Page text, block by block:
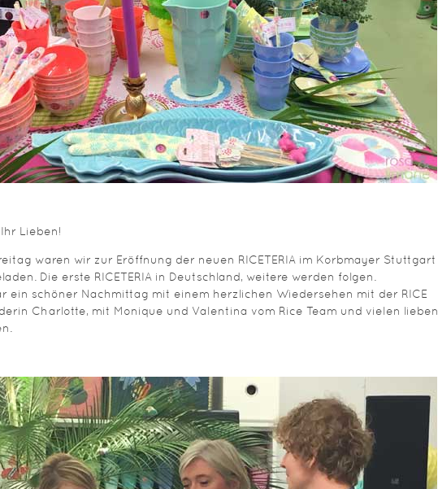
Lieben!
waren wir zur Eröffnung der neuen RICETERIA im Korbmayer Stuttgart
Die erste RICETERIA in Deutschland, weitere werden folgen.
ein schöner Nachmittag mit einem herzlichen Wiedersehen mit der RICE
Charlotte, mit Monique und Valentina vom Rice Team und vielen lieben